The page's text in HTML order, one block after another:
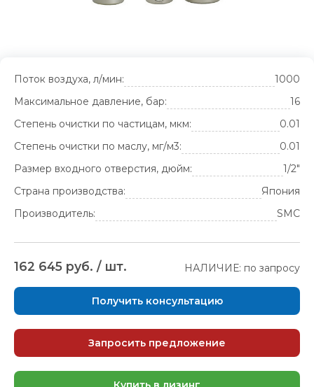
Поток воздуха, л/мин:
1000
Максимальное давление, бар:
16
Степень очистки по частицам, мкм:
0.01
Степень очистки по маслу, мг/м3:
0.01
Размер входного отверстия, дюйм:
1/2"
Страна производства:
Япония
Производитель:
SMC
162 645 руб. / шт. НАЛИЧИЕ: по запросу
Получить консультацию
Запросить предложение